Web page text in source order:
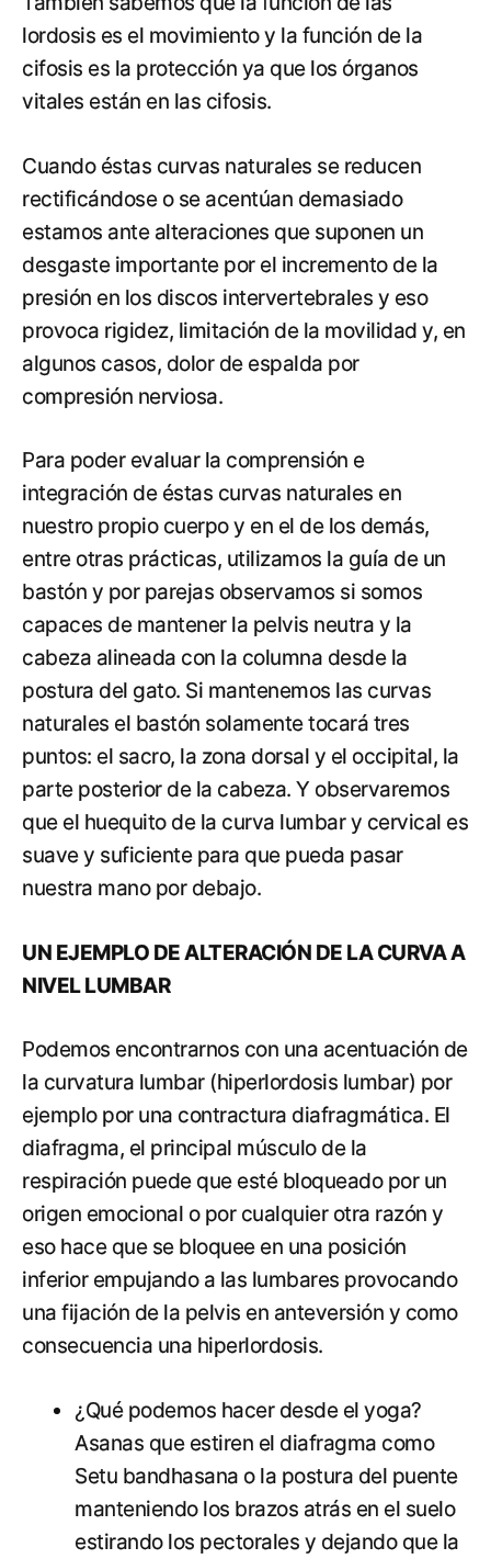
lordosis es el movimiento y la función de la
cifosis es la protección ya que los órganos
vitales están en las cifosis.
Cuando éstas curvas naturales se reducen
rectificándose o se acentúan demasiado
estamos ante alteraciones que suponen un
desgaste importante por el incremento de la
presión en los discos intervertebrales y eso
provoca rigidez, limitación de la movilidad y, en
algunos casos, dolor de espalda por
compresión nerviosa.
Para poder evaluar la comprensión e
integración de éstas curvas naturales en
nuestro propio cuerpo y en el de los demás,
entre otras prácticas, utilizamos la guía de un
bastón y por parejas observamos si somos
capaces de mantener la pelvis neutra y la
cabeza alineada con la columna desde la
postura del gato. Si mantenemos las curvas
naturales el bastón solamente tocará tres
puntos: el sacro, la zona dorsal y el occipital, la
parte posterior de la cabeza. Y observaremos
que el huequito de la curva lumbar y cervical es
suave y suficiente para que pueda pasar
nuestra mano por debajo.
UN EJEMPLO DE ALTERACIÓN DE LA CURVA A
NIVEL LUMBAR
Podemos encontrarnos con una acentuación de
la curvatura lumbar (hiperlordosis lumbar) por
ejemplo por una contractura diafragmática. El
diafragma, el principal músculo de la
respiración puede que esté bloqueado por un
origen emocional o por cualquier otra razón y
eso hace que se bloquee en una posición
inferior empujando a las lumbares provocando
una fijación de la pelvis en anteversión y como
consecuencia una hiperlordosis.
¿Qué podemos hacer desde el yoga?
Asanas que estiren el diafragma como
Setu bandhasana o la postura del puente
manteniendo los brazos atrás en el suelo
estirando los pectorales y dejando que la